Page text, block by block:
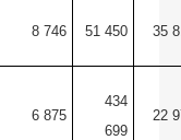
8 746 51 450 35
6 875
434
699
22